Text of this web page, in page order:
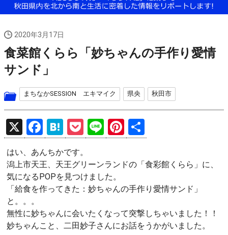
2020年3月17日
食菜館くらら「妙ちゃんの手作り愛情
サンド」
まちなかSESSION エキマイク 県央 秋田市
X
F
a
ce
b
o
o
k
H
at
e
n
a
P
o
ck
et
Li
n
e
Pi
nt
er
t
有
はい、あんちかです。
潟上市天王、天王グリーンランドの「食彩館くらら」に、
気になるPOPを見つけました。
「給食を作ってきた：妙ちゃんの手作り愛情サンド」
と。。。
無性に妙ちゃんに会いたくなって突撃しちゃいました！！
妙ちゃんこと、二田妙子さんにお話をうかがいました。